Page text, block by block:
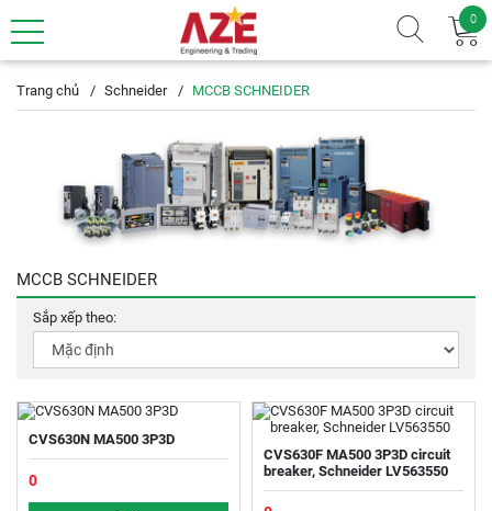
0
Trang chủ Schneider MCCB SCHNEIDER
MCCB SCHNEIDER
Sắp xếp theo:
CVS630N MA500 3P3D
0
CVS630F MA500 3P3D circuit
breaker, Schneider LV563550